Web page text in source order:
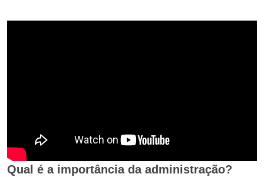
Qual é a importância da administração?